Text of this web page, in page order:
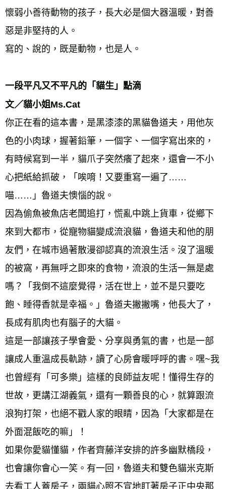
懷弱小善待動物的孩子，長大必是個大器溫暖，對善
惡是非堅持的人。
寫的、說的，既是動物，也是人。
一段平凡又不平凡的「貓生」點滴
文／貓小姐Ms.Cat
你正在看的這本書，是黑漆漆的黑貓魯道夫，用他灰
色的小肉球，握著鉛筆，一個字、一個字寫出來的，
有時候寫到一半，貓爪子突然癢了起來，還會一不小
心把紙給抓破，「唉唷！又要重寫一遍了……
喵……」魯道夫懊惱的說。
因為偷魚被魚店老闆追打，慌亂中跳上貨車，從鄉下
來到大都市，從寵物貓變成流浪貓，魯道夫和他的朋
友們，在城市過著散漫卻認真的流浪生活。沒了溫暖
的被窩，再無呼之即來的食物，流浪的生活一無是處
嗎？「我倒不這麼覺得，活在世上，並不是只要吃
飽、睡得香就是幸福。」魯道夫撇撇嘴，他長大了，
長成有肌肉也有腦子的大貓。
這是一部讓孩子學會愛、分享與勇氣的書，也是一部
讓成人重溫成長軌跡，讀了心房會暖呼呼的書。嘿~我
也曾經有「可多樂」這樣的良師益友呢！懂得生存的
世故，更講江湖義氣，還有一顆善良的心，就算跟流
浪狗打架，也絕不戳人家的眼睛，因為「大家都是在
外面混飯吃的嘛」！
如果你愛貓懂貓，作者齊藤洋安排的許多幽默橋段，
也會讓你會心一笑。有一回，魯道夫和雙色貓米克斯
去看工人蓋房子，兩貓心照不宣地盯著房子正中央那